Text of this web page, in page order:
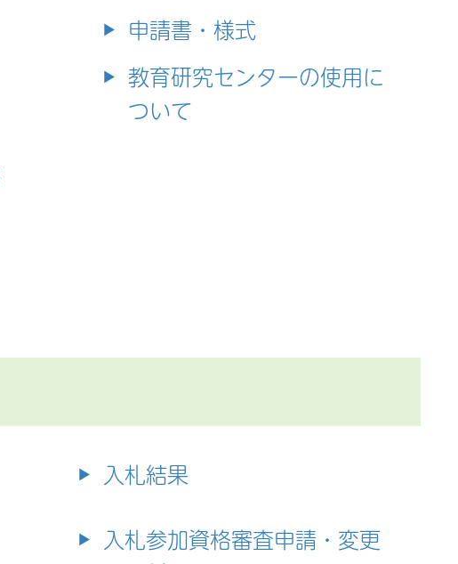
申請書・様式
教育研究センターの使用に
ついて
入札結果
入札参加資格審査申請・変更